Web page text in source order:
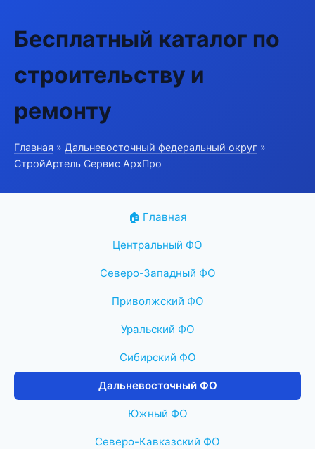
Бесплатный каталог по
строительству и
ремонту
Главная » Дальневосточный федеральный округ »
СтройАртель Сервис АрхПро
🏠 Главная
Центральный ФО
Северо-Западный ФО
Приволжский ФО
Уральский ФО
Сибирский ФО
Дальневосточный ФО
Южный ФО
Северо-Кавказский ФО